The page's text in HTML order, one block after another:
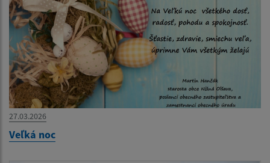
27.03.2026
Veľká noc